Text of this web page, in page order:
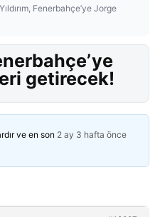
Fenerbahçe’ye Jorge
getirecek!
ve en son 2 ay 3 hafta önce